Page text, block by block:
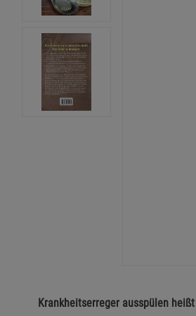
Krankheitserreger ausspülen